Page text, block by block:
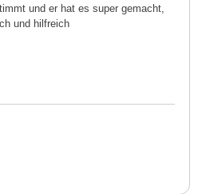
und er hat es super gemacht,
und hilfreich